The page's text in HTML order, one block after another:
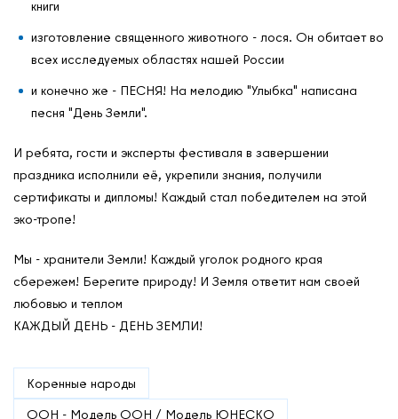
книги
изготовление священного животного - лося. Он обитает во
всех исследуемых областях нашей России
и конечно же - ПЕСНЯ! На мелодию "Улыбка" написана
песня "День Земли".
И ребята, гости и эксперты фестиваля в завершении
праздника исполнили её, укрепили знания, получили
сертификаты и дипломы! Каждый стал победителем на этой
эко-тропе!
Мы - хранители Земли! Каждый уголок родного края
сбережем! Берегите природу! И Земля ответит нам своей
любовью и теплом
КАЖДЫЙ ДЕНЬ - ДЕНЬ ЗЕМЛИ!
Коренные народы
ООН - Модель ООН / Модель ЮНЕСКО